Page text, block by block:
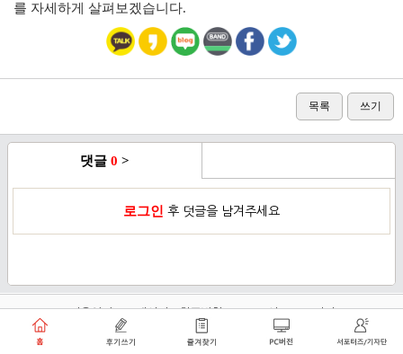
를 자세하게 살펴보겠습니다.
목록 쓰기
댓글 0 >
로그인 후 덧글을 남겨주세요
이용약관 개인정보취급방침 로그인 PC버전
쑥쑥플래닛 주식회사 대표이사 : 천선아